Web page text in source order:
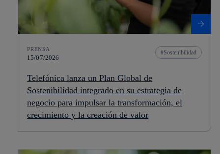
PRENSA
15/07/2026
Sostenibilidad
Telefónica lanza un Plan Global de
Sostenibilidad integrado en su estrategia de
negocio para impulsar la transformación, el
crecimiento y la creación de valor